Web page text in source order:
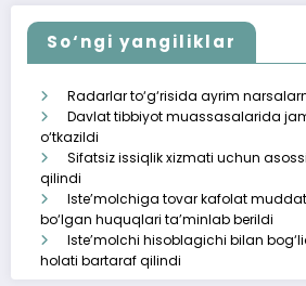
So‘ngi yangiliklar
Radarlar to‘g‘risida ayrim
Davlat tibbiyot muassasalarida
o‘tkazildi
Sifatsiz issiqlik xizmati uchun
qilindi
Iste’molchiga tovar kafolat
bo‘lgan huquqlari ta’minlab berildi
Iste’molchi hisoblagichi bilan
holati bartaraf qilindi